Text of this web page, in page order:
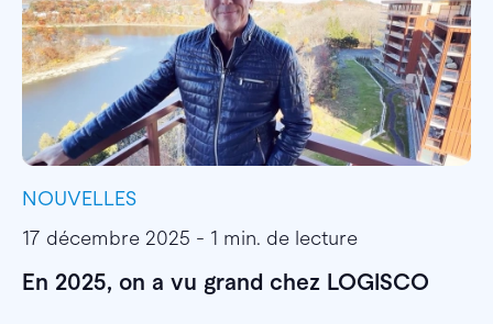
NOUVELLES
17 décembre 2025 - 1 min. de lecture
En 2025, on a vu grand chez LOGISCO